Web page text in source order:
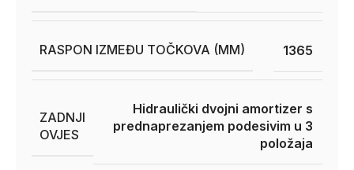
RASPON IZMEĐU TOČKOVA (MM) 1365
ZADNJI
OVJES
Hidraulički dvojni amortizer s
prednaprezanjem podesivim u 3
položaja